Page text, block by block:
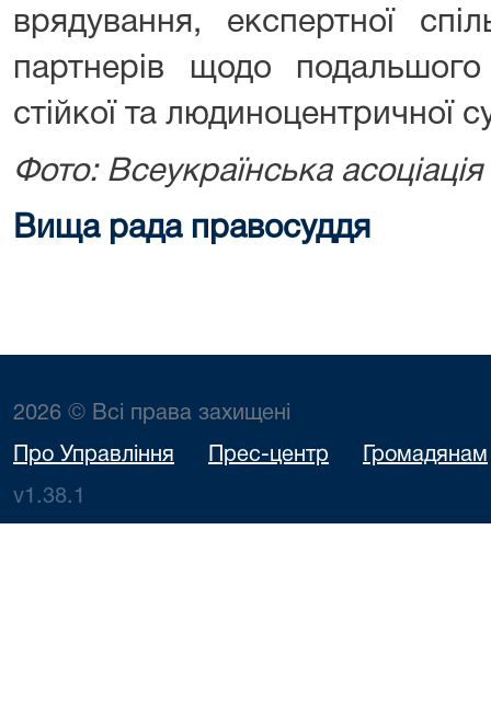
врядування, експертної
партнерів щодо
стійкої та людиноцентричної
Фото: Всеукраїнська асоціація
Вища рада правосуддя
2026 © Всі права захищені
Про Управління Прес-центр Громадянам
v1.38.1